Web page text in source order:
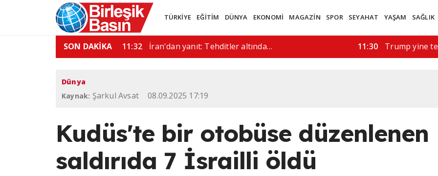
TÜRKİYE EĞİTİM DÜNYA EKONOMİ MAGAZİN SPOR SEYAHAT YAŞAM SAĞLIK
SON DAKİKA
açılmazsa… 08:45 "İran'la çok iyi görüşmeler… 08:41 Hürmüz'ün
Dünya
Kaynak: Şarkul Avsat 08.09.2025 17:19
Kudüs'te bir otobüse düzenlenen
saldırıda 7 İsrailli öldü